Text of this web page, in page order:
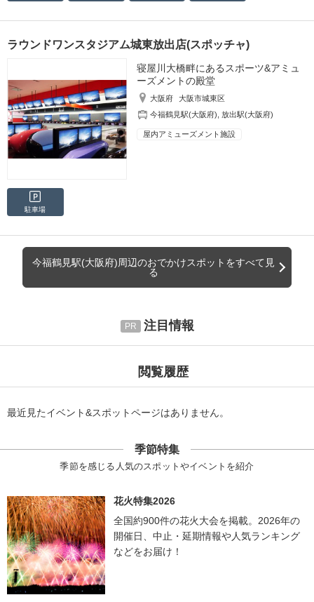
ラウンドワンスタジアム城東放出店(スポッチャ)
寝屋川大橋畔にあるスポーツ&アミュ
ーズメントの殿堂
大阪府
大阪市城東区
今福鶴見駅(大阪府) ,放出駅(大阪府)
屋内アミューズメント施設
駐車場
今福鶴見駅(大阪府)周辺のおでかけスポットをすべて見
る
注目情報
閲覧履歴
最近見たイベント&スポットページはありません。
季節特集
季節を感じる人気のスポットやイベントを紹介
花火特集2026
全国約900件の花火大会を掲載。2026年の
開催日、中止・延期情報や人気ランキング
などをお届け！